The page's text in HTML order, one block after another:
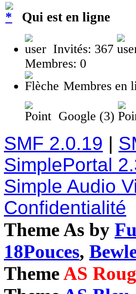
Qui est en ligne
Invités: 367
Membres: 0
Membres en
Google (3)
SMF 2.0.19 |
SimplePortal
Simple Audio
Confidentialité
Theme As by
18Pouces,
ThemeAS